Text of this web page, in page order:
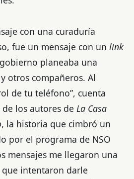
con una curaduría
fue un mensaje con un link
planeaba una
otros compañeros. Al
de tu teléfono”, cuenta
los autores de La Casa
, la historia que cimbró un
por el programa de NSO
mensajes me llegaron una
que intentaron darle